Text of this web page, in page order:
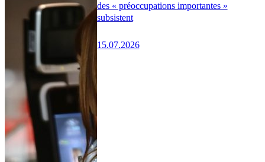
des « préoccupations importantes »
subsistent
15.07.2026